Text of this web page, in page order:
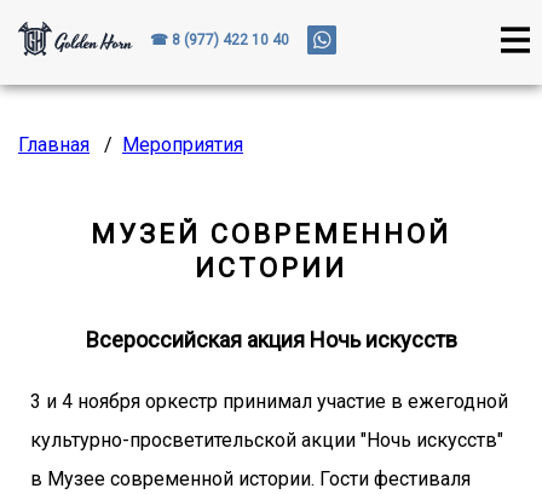
☎ 8 (977) 422 10 40
Главная / Мероприятия
МУЗЕЙ СОВРЕМЕННОЙ
ИСТОРИИ
Всероссийская акция Ночь искусств
3 и 4 ноября оркестр принимал участие в ежегодной
культурно-просветительской акции "Ночь искусств"
в Музее современной истории. Гости фестиваля